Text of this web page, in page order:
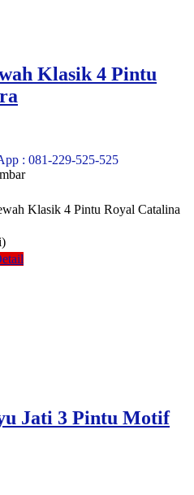
Klasik 4 Pintu
: 081-229-525-525
Klasik 4 Pintu Royal Catalina
Jati 3 Pintu Motif